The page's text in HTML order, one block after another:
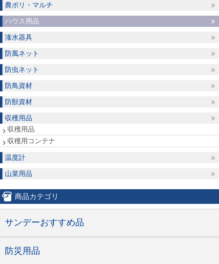
農ポリ・マルチ
ハウス用品
潅水器具
防風ネット
防虫ネット
防鳥資材
防獣資材
収穫用品
収穫用品
収穫用コンテナ
温度計
山菜用品
商品カテゴリ
サンデーおすすめ品
防災用品